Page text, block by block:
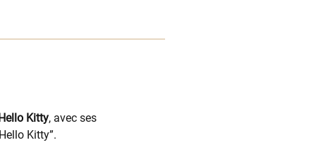
Kitty, avec ses
Kitty”.